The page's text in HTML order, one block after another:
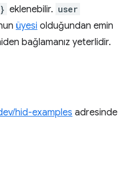
eklenebilir. user
üyesi olduğundan emin
bağlamanız yeterlidir.
hid-examples adresinde